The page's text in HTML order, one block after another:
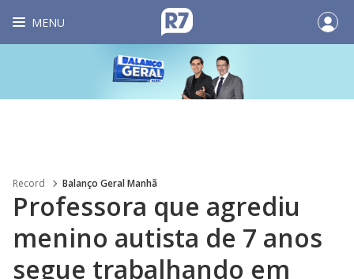
MENU
Record Balanço Geral Manhã
Professora que agrediu
menino autista de 7 anos
segue trabalhando em